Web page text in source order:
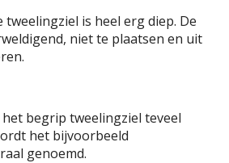
tweelingziel is heel erg diep. De
niet te plaatsen en uit
begrip tweelingziel teveel
het bijvoorbeeld
genoemd.